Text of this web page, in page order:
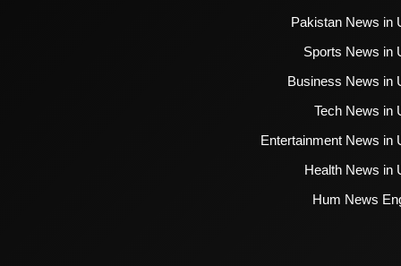
Pakistan News in
Sports News in
Business News in
Tech News in
Entertainment News in
Health News in
Hum News